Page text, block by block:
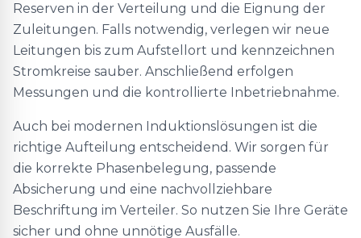
Reserven in der Verteilung und die Eignung der
Zuleitungen. Falls notwendig, verlegen wir neue
Leitungen bis zum Aufstellort und kennzeichnen
Stromkreise sauber. Anschließend erfolgen
Messungen und die kontrollierte Inbetriebnahme.
Auch bei modernen Induktionslösungen ist die
richtige Aufteilung entscheidend. Wir sorgen für
die korrekte Phasenbelegung, passende
Absicherung und eine nachvollziehbare
Beschriftung im Verteiler. So nutzen Sie Ihre Geräte
sicher und ohne unnötige Ausfälle.